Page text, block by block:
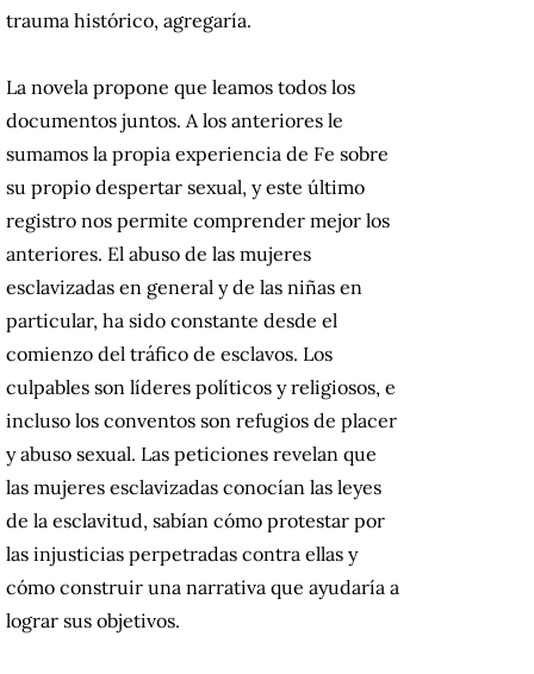
trauma histórico, agregaría.
La novela propone que leamos todos los
documentos juntos. A los anteriores le
sumamos la propia experiencia de Fe sobre
su propio despertar sexual, y este último
registro nos permite comprender mejor los
anteriores. El abuso de las mujeres
esclavizadas en general y de las niñas en
particular, ha sido constante desde el
comienzo del tráfico de esclavos. Los
culpables son líderes políticos y religiosos, e
incluso los conventos son refugios de placer
y abuso sexual. Las peticiones revelan que
las mujeres esclavizadas conocían las leyes
de la esclavitud, sabían cómo protestar por
las injusticias perpetradas contra ellas y
cómo construir una narrativa que ayudaría a
lograr sus objetivos.